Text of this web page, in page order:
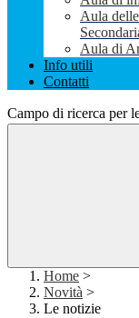
Aula
Aula di
Info utili
Contatti
Campo di ricerca per
Home >
Novità >
Le notizie